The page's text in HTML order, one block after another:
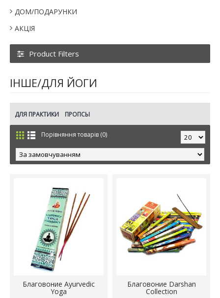
ДОМ/ПОДАРУНКИ
АКЦІЯ
Product Filters
IНШЕ/ДЛЯ ЙОГИ
ДЛЯ ПРАКТИКИ ПРОПСЫ
Порівняння товарів (0)
Благовоние Ayurvedic
Yoga
Благовоние Darshan
Collection